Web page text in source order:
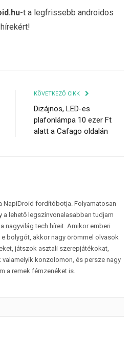
-t a legfrissebb androidos
hírekért!
KÖVETKEZŐ CIKK
Dizájnos, LED-es
plafonlámpa 10 ezer Ft
alatt a Cafago oldalán
NapiDroid fordítóbotja. Folyamatosan
a lehető legszínvonalasabban tudjam
nagyvilág tech híreit. Amikor emberi
e bolygót, akkor nagy örömmel olvasok
játszok asztali szerepjátékokat,
konzolomon, és persze nagy
a remek fémzenéket is.